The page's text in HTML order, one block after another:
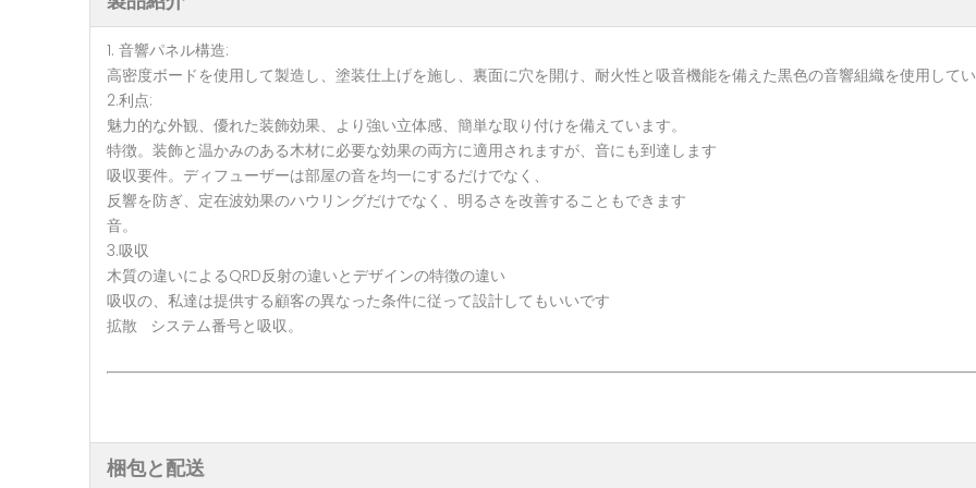
1. 音響パネル構造:
高密度ボードを使用して製造し、塗装仕上げを施し、裏面に穴を開け、耐火性と吸音機能を備えた黒色の音響組織を使用して
2.利点:
魅力的な外観、優れた装飾効果、より強い立体感、簡単な取り付けを備えています。
特徴。装飾と温かみのある木材に必要な効果の両方に適用されますが、音にも到達します
吸収要件。ディフューザーは部屋の音を均一にするだけでなく、
反響を防ぎ、定在波効果のハウリングだけでなく、明るさを改善することもできます
音。
3.吸収
木質の違いによるQRD反射の違いとデザインの特徴の違い
吸収の、私達は提供する顧客の異なった条件に従って設計してもいいです
拡散 システム番号と吸収。
梱包と配送